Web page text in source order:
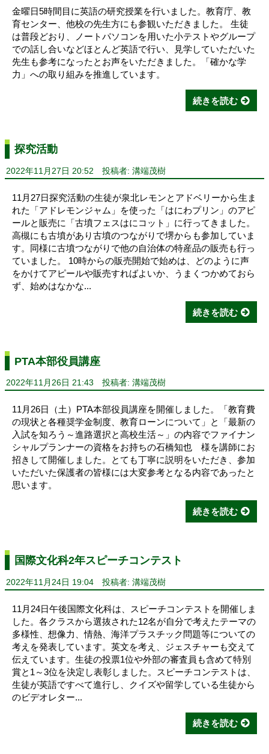
金曜日5時間目に英語の研究授業を行いました。教育庁、教
育センター、他校の先生方にも参観いただきました。 生徒
は普段どおり、ノートパソコンを用いた小テストやグループ
での話し合いなどほとんど英語で行い、見学していただいた
先生も参考になったとお声をいただきました。「確かな学
力」への取り組みを推進しています。
続きを読む
探究活動
2022年11月27日 20:52 投稿者: 溝端茂樹
11月27日探究活動の生徒が泉北レモンとアドベリーから生ま
れた「アドレモンジャム」を使った「はにわプリン」のアピ
ールと販売に「古墳フェスはにコット」に行ってきました。
高槻にも古墳があり古墳のつながりで堺からも参加していま
す。同様に古墳つながりで他の自治体の特産品の販売も行っ
ていました。 10時からの販売開始で始めは、どのように声
をかけてアピールや販売すればよいか、うまくつかめておら
ず、始めはなかな...
続きを読む
PTA本部役員講座
2022年11月26日 21:43 投稿者: 溝端茂樹
11月26日（土）PTA本部役員講座を開催しました。「教育費
の現状と各種奨学金制度、教育ローンについて」と「最新の
入試を知ろう～進路選択と高校生活～」の内容でファイナン
シャルプランナーの資格をお持ちの石橋知也 様を講師にお
招きして開催しました。とても丁寧に説明をいただき、参加
いただいた保護者の皆様には大変参考となる内容であったと
思います。
続きを読む
国際文化科2年スピーチコンテスト
2022年11月24日 19:04 投稿者: 溝端茂樹
11月24日午後国際文化科は、スピーチコンテストを開催しま
した。各クラスから選抜された12名が自分で考えたテーマの
多様性、想像力、情熱、海洋プラスチック問題等についての
考えを発表しています。英文を考え、ジェスチャーも交えて
伝えています。生徒の投票1位や外部の審査員も含めて特別
賞と1～3位を決定し表彰しました。スピーチコンテストは、
生徒が英語ですべて進行し、クイズや留学している生徒から
のビデオレター...
続きを読む